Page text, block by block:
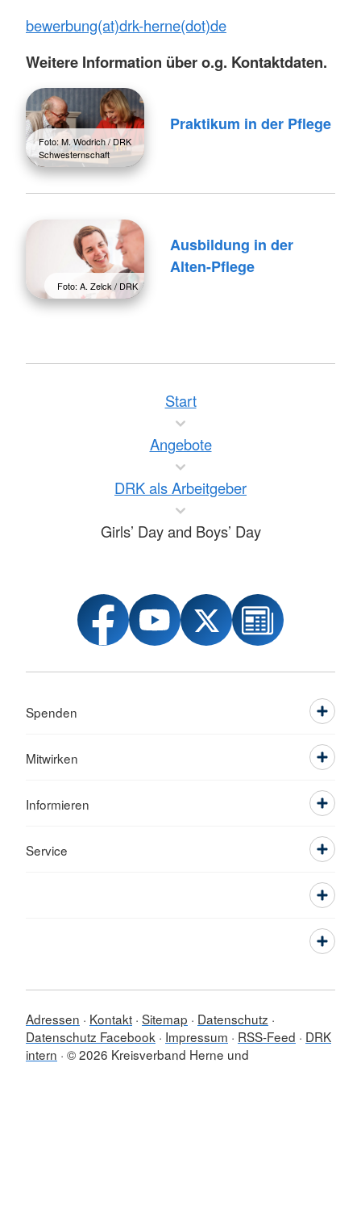
bewerbung(at)drk-herne(dot)de
Weitere Information über o.g. Kontaktdaten.
Foto: M. Wodrich / DRK
Schwesternschaft
Praktikum in der Pflege
Foto: A. Zelck / DRK
Ausbildung in der
Alten-Pflege
Start
Angebote
DRK als Arbeitgeber
Girls’ Day and Boys’ Day
Spenden
Mitwirken
Informieren
Service
Adressen Kontakt Sitemap
Datenschutz
Datenschutz Facebook
Impressum RSS-Feed
DRK
intern © 2026 Kreisverband Herne und